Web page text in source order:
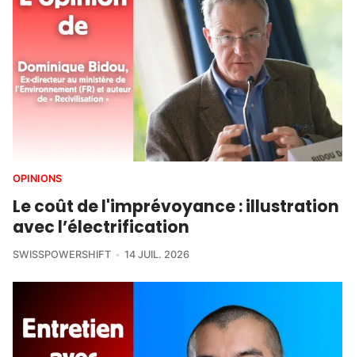
OPINIONS
Le coût de l'imprévoyance : illustration
avec l’électrification
SWISSPOWERSHIFT 14 JUIL. 2026